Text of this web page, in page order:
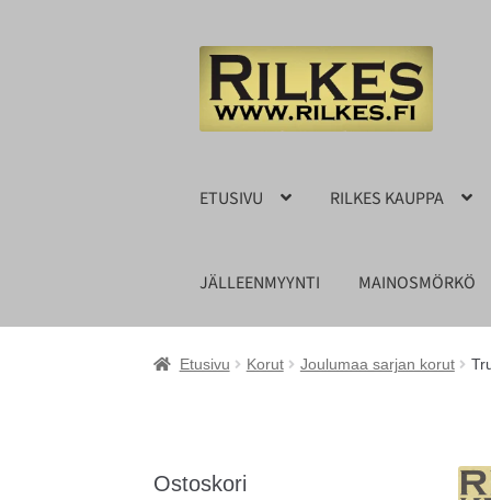
Siirry
navigointiin
Siirry
sisältöön
ETUSIVU RILKES KAUPPA
JÄLLEENMYYNTI MAINOSMÖRKÖ
Etusivu Korut Joulumaa sarjan korut
Ostoskori